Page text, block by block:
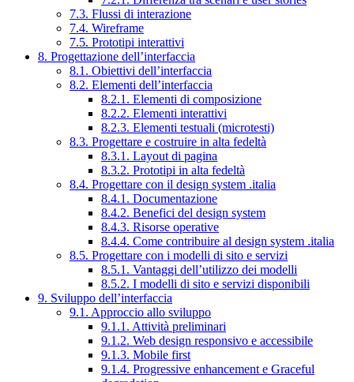
7.3. Flussi di interazione
7.4. Wireframe
7.5. Prototipi interattivi
8. Progettazione dell’interfaccia
8.1. Obiettivi dell’interfaccia
8.2. Elementi dell’interfaccia
8.2.1. Elementi di composizione
8.2.2. Elementi interattivi
8.2.3. Elementi testuali (microtesti)
8.3. Progettare e costruire in alta fedeltà
8.3.1. Layout di pagina
8.3.2. Prototipi in alta fedeltà
8.4. Progettare con il design system .italia
8.4.1. Documentazione
8.4.2. Benefici del design system
8.4.3. Risorse operative
8.4.4. Come contribuire al design system .italia
8.5. Progettare con i modelli di sito e servizi
8.5.1. Vantaggi dell’utilizzo dei modelli
8.5.2. I modelli di sito e servizi disponibili
9. Sviluppo dell’interfaccia
9.1. Approccio allo sviluppo
9.1.1. Attività preliminari
9.1.2. Web design responsivo e accessibile
9.1.3. Mobile first
9.1.4. Progressive enhancement e Graceful